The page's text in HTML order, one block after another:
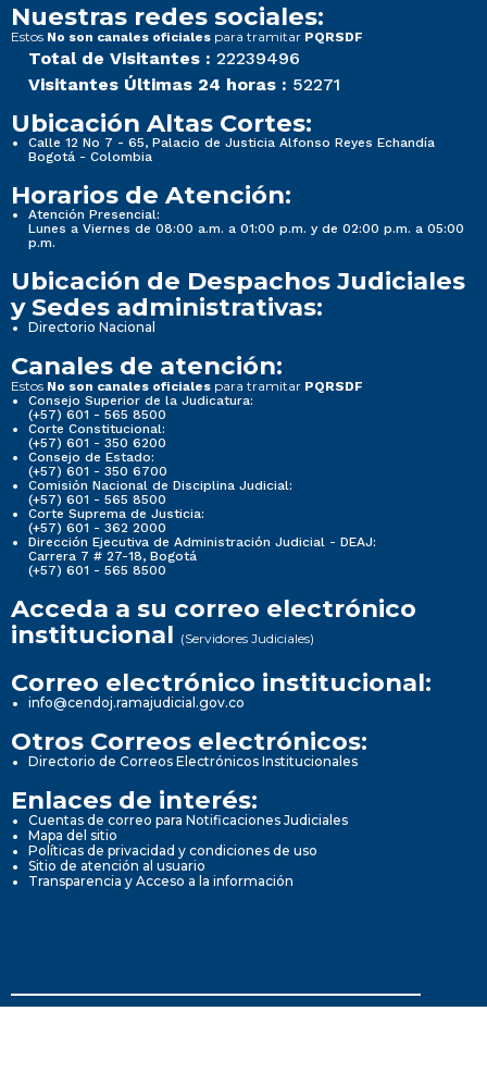
Nuestras redes sociales:
Estos No son canales oficiales para tramitar PQRSDF
Total de Visitantes : 22239496
Visitantes Últimas 24 horas : 52271
Ubicación Altas Cortes:
Calle 12 No 7 - 65, Palacio de Justicia Alfonso Reyes Echandía
Bogotá - Colombia
Horarios de Atención:
Atención Presencial:
Lunes a Viernes de 08:00 a.m. a 01:00 p.m. y de 02:00 p.m. a 05:00
p.m.
Ubicación de Despachos Judiciales
y Sedes administrativas:
Directorio Nacional
Canales de atención:
Estos No son canales oficiales para tramitar PQRSDF
Consejo Superior de la Judicatura:
(+57) 601 - 565 8500
Corte Constitucional:
(+57) 601 - 350 6200
Consejo de Estado:
(+57) 601 - 350 6700
Comisión Nacional de Disciplina Judicial:
(+57) 601 - 565 8500
Corte Suprema de Justicia:
(+57) 601 - 362 2000
Dirección Ejecutiva de Administración Judicial - DEAJ:
Carrera 7 # 27-18, Bogotá
(+57) 601 - 565 8500
Acceda a su correo electrónico
institucional (Servidores Judiciales)
Correo electrónico institucional:
info@cendoj.ramajudicial.gov.co
Otros Correos electrónicos:
Directorio de Correos Electrónicos Institucionales
Enlaces de interés:
Cuentas de correo para Notificaciones Judiciales
Mapa del sitio
Políticas de privacidad y condiciones de uso
Sitio de atención al usuario
Transparencia y Acceso a la información